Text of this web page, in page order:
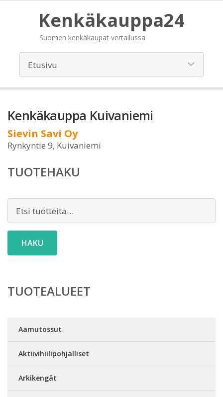
Kenkäkauppa24
Suomen kenkäkaupat vertailussa
Kenkäkauppa Kuivaniemi
Sievin Savi Oy
Rynkyntie 9, Kuivaniemi
TUOTEHAKU
HAKU
TUOTEALUEET
Aamutossut
Aktiivihiilipohjalliset
Arkikengät